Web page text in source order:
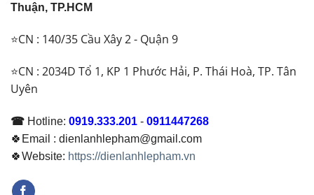
Thuận, TP.HCM
⭐CN : 140/35 Cầu Xây 2 - Quận 9
⭐CN : 2034D Tổ 1, KP 1 Phước Hải, P. Thái Hoà, TP. Tân
Uyên
☎ Hotline: 0919.333.201 - 0911447268
🍀Email : dienlanhlepham@gmail.com
🍀Website: https://dienlanhlepham.vn